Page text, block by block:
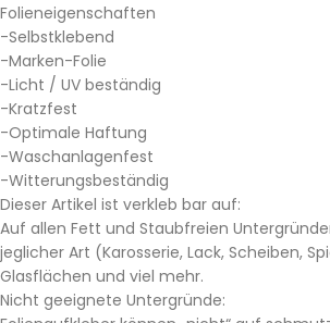
Folieneigenschaften
-Selbstklebend
-Marken-Folie
-Licht / UV beständig
-Kratzfest
-Optimale Haftung
-Waschanlagenfest
-Witterungsbeständig
Dieser Artikel ist verkleb bar auf:
Auf allen Fett und Staubfreien
jeglicher Art (Karosserie, Lack, Scheiben,
Glasflächen und viel mehr.
Nicht geeignete Untergründe: